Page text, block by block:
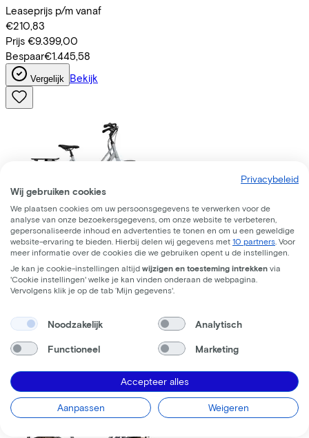
Leaseprijs p/m vanaf
€210,83
Prijs €9.399,00
Bespaar€1.445,58
Vergelijk Bekijk
Batavus Fonk 7 2026 (2026)
Leaseprijs p/m vanaf
Prijs €899,00
Vergelijk
Privacybeleid
Wij gebruiken cookies
We plaatsen cookies om uw persoonsgegevens te verwerken voor de
analyse van onze bezoekersgegevens, om onze website te verbeteren,
gepersonaliseerde inhoud en advertenties te tonen en om u een geweldige
website-ervaring te bieden. Hierbij delen wij gegevens met 10 partners . Voor
meer informatie over de cookies die we gebruiken opent u de instellingen.
Je kan je cookie-instellingen altijd wijzigen en toesteming intrekken via
'Cookie instellingen' welke je kan vinden onderaan de webpagina.
Vervolgens klik je op de tab ‘Mijn gegevens'.
Noodzakelijk Analytisch
Functioneel Marketing
Accepteer alles
Aanpassen Weigeren